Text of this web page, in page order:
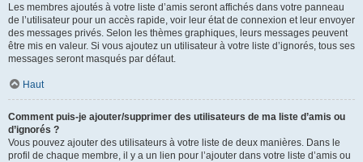
Les membres ajoutés à votre liste d’amis seront affichés dans votre panneau
de l’utilisateur pour un accès rapide, voir leur état de connexion et leur envoyer
des messages privés. Selon les thèmes graphiques, leurs messages peuvent
être mis en valeur. Si vous ajoutez un utilisateur à votre liste d’ignorés, tous ses
messages seront masqués par défaut.
Haut
Comment puis-je ajouter/supprimer des utilisateurs de ma liste d’amis ou
d’ignorés ?
Vous pouvez ajouter des utilisateurs à votre liste de deux manières. Dans le
profil de chaque membre, il y a un lien pour l’ajouter dans votre liste d’amis ou